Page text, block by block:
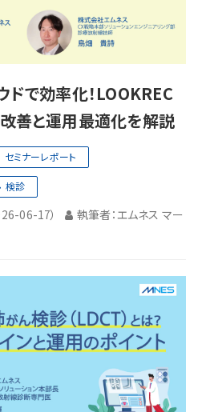
ドで効率化！LOOKREC
善と運用最適化を解説
セミナーレポート
検診
06-17）
執筆者：エムネス マー